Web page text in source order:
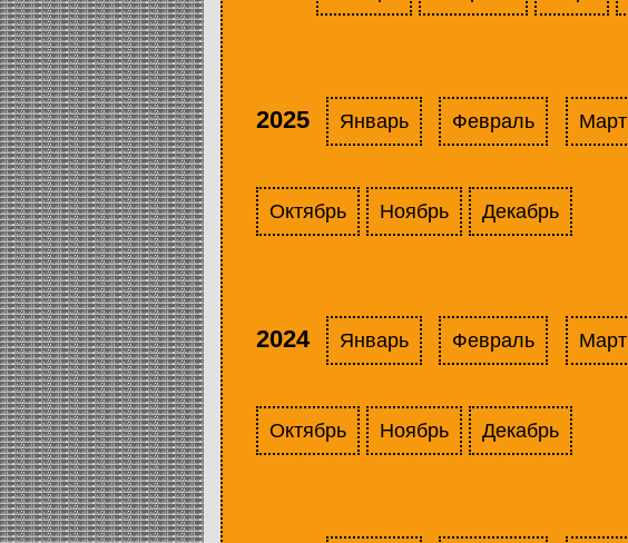
2025 Январь Февраль Март
Октябрь Ноябрь Декабрь
2024 Январь Февраль Март
Октябрь Ноябрь Декабрь